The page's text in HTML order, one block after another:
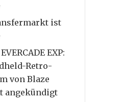
ist
EVERCADE EXP:
Retro-
von Blaze
angekündigt